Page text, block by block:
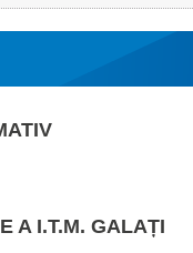
A I.T.M. GALAȚI